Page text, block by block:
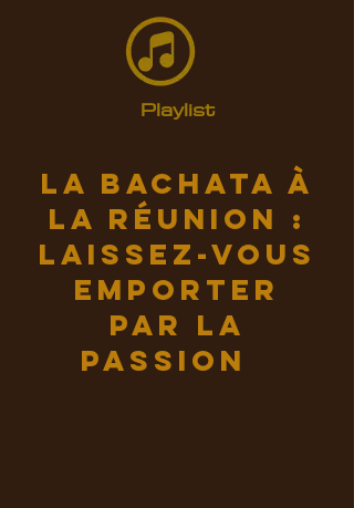
Playlist
La bachata à
La Réunion :
Laissez-vous
emporter
par la
passion